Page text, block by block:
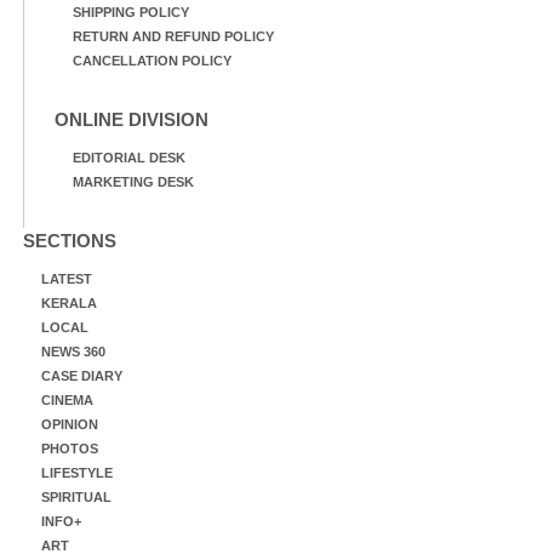
SHIPPING POLICY
RETURN AND REFUND POLICY
CANCELLATION POLICY
ONLINE DIVISION
EDITORIAL DESK
MARKETING DESK
SECTIONS
LATEST
KERALA
LOCAL
NEWS 360
CASE DIARY
CINEMA
OPINION
PHOTOS
LIFESTYLE
SPIRITUAL
INFO+
ART